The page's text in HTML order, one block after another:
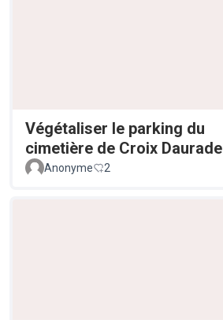
Végétaliser le parking du
cimetière de Croix Daurade
Anonyme 2